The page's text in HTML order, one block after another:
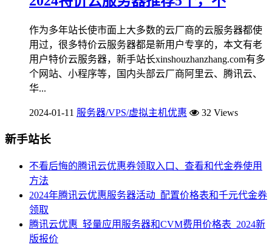
作为多年站长使市面上大多数的云厂商的云服务器都使
用过，很多特价云服务器都是新用户专享的，本文有老
用户特价云服务器，新手站长xinshouzhanzhang.com有多
个网站、小程序等，国内头部云厂商阿里云、腾讯云、
华...
2024-01-11 服务器/VPS/虚拟主机优惠 32 Views
新手站长
不看后悔的腾讯云优惠券领取入口、查看和代金券使用
方法
2024年腾讯云优惠服务器活动_配置价格表和千元代金券
领取
腾讯云优惠_轻量应用服务器和CVM费用价格表_2024新
版报价